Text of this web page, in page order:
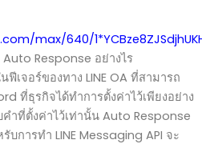
max/640/
Auto Response อย่างไร
เจอร์ของทาง LINE OA ที่สามารถ
ที่ธุรกิจได้ทำการตั้งค่าไว้เพียงอย่าง
ำที่ตั้งค่าไว้เท่านั้น Auto Response
บการทำ LINE Messaging API จะ